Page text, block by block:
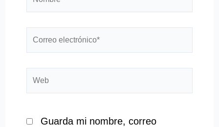
Correo
electrónico*
Web
Guarda mi nombre, correo